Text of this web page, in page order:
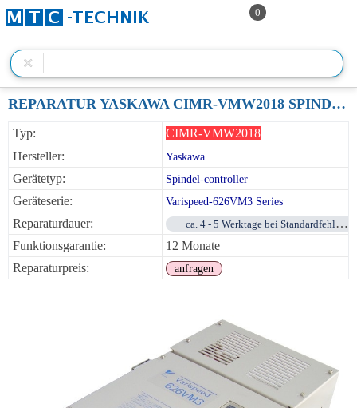
0
REPARATUR YASKAWA CIMR-VMW2018 SPINDELCONTROLLER VS-626VM3 SERIES
Typ:
CIMR-VMW2018
Hersteller:
Yaskawa
Gerätetyp: Spindel-controller
Geräteserie: Varispeed-626VM3 Series
Reparaturdauer:
ca. 4 - 5 Werktage bei Standardfehlern
Funktionsgarantie:
12 Monate
Reparaturpreis:
anfragen